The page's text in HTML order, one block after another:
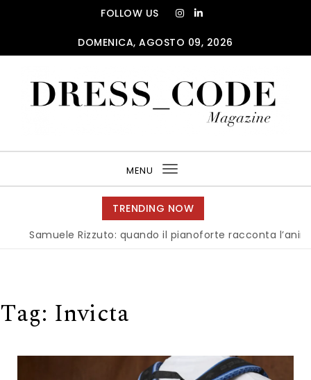
FOLLOW US
DOMENICA, AGOSTO 09, 2026
MENU
Toggle
navigation
TRENDING NOW
Samuele Rizzuto: quando il pianoforte racconta l’anima
Tag: Invicta